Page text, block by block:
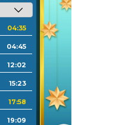
04:35
04:45
12:02
15:23
17:58
19:09